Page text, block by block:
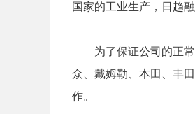
国家的工业生产，日趋
为了保证公司的正常
众、戴姆勒、本田、丰
作。